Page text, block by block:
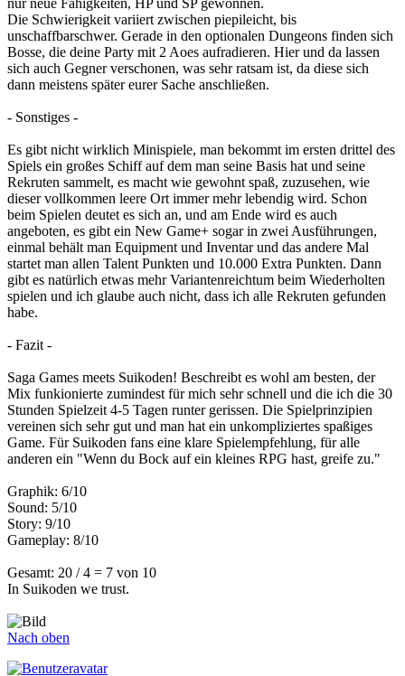
nur neue Fähigkeiten, HP und SP gewonnen.
Die Schwierigkeit variiert zwischen piepileicht, bis
unschaffbarschwer. Gerade in den optionalen Dungeons finden sich
Bosse, die deine Party mit 2 Aoes aufradieren. Hier und da lassen
sich auch Gegner verschonen, was sehr ratsam ist, da diese sich
dann meistens später eurer Sache anschließen.
- Sonstiges -
Es gibt nicht wirklich Minispiele, man bekommt im ersten drittel des
Spiels ein großes Schiff auf dem man seine Basis hat und seine
Rekruten sammelt, es macht wie gewohnt spaß, zuzusehen, wie
dieser vollkommen leere Ort immer mehr lebendig wird. Schon
beim Spielen deutet es sich an, und am Ende wird es auch
angeboten, es gibt ein New Game+ sogar in zwei Ausführungen,
einmal behält man Equipment und Inventar und das andere Mal
startet man allen Talent Punkten und 10.000 Extra Punkten. Dann
gibt es natürlich etwas mehr Variantenreichtum beim Wiederholten
spielen und ich glaube auch nicht, dass ich alle Rekruten gefunden
habe.
- Fazit -
Saga Games meets Suikoden! Beschreibt es wohl am besten, der
Mix funkionierte zumindest für mich sehr schnell und die ich die 30
Stunden Spielzeit 4-5 Tagen runter gerissen. Die Spielprinzipien
vereinen sich sehr gut und man hat ein unkompliziertes spaßiges
Game. Für Suikoden fans eine klare Spielempfehlung, für alle
anderen ein "Wenn du Bock auf ein kleines RPG hast, greife zu."
Graphik: 6/10
Sound: 5/10
Story: 9/10
Gameplay: 8/10
Gesamt: 20 / 4 = 7 von 10
In Suikoden we trust.
Nach oben